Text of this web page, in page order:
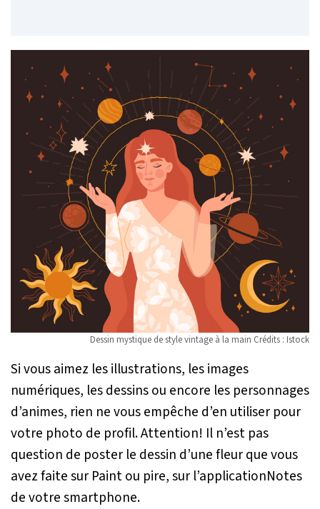
Dessin mystique de style vintage à la main Crédits : Istock
Si vous aimez les illustrations, les images
numériques, les dessins ou encore les personnages
d’animes, rien ne vous empêche d’en utiliser pour
votre photo de profil. Attention! Il n’est pas
question de poster le dessin d’une fleur que vous
avez faite sur Paint ou pire, sur l’applicationNotes
de votre smartphone.